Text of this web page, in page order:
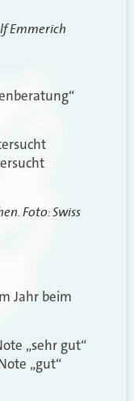
Emmerich
Foto: Swiss
Jahr beim
„sehr gut“
„gut“